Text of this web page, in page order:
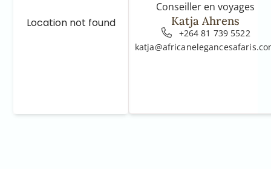
Conseiller en voyages
Katja Ahrens
+264 81 739 5522
Location not found